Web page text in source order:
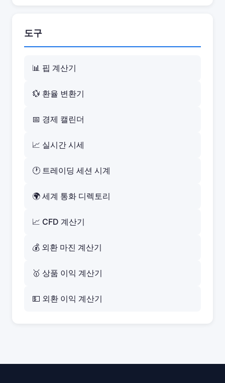
도구
📊 핍 계산기
💱 환율 변환기
📅 경제 캘린더
📈 실시간 시세
🕐 트레이딩 세션 시계
🌍 세계 통화 디렉토리
📈 CFD 계산기
💰 외환 마진 계산기
🥇 상품 이익 계산기
💵 외환 이익 계산기